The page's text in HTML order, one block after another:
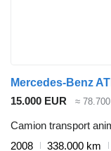
Mercedes-Benz
15.000 EUR
≈
Camion transport
2008
338.000 km